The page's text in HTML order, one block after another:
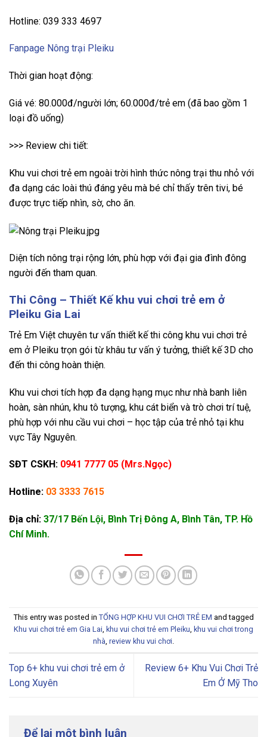
Hotline: 039 333 4697
Fanpage Nông trại Pleiku
Thời gian hoạt động:
Giá vé: 80.000đ/người lớn; 60.000đ/trẻ em (đã bao gồm 1
loại đồ uống)
>>> Review chi tiết:
Khu vui chơi trẻ em ngoài trời hình thức nông trại thu nhỏ với
đa dạng các loài thú đáng yêu mà bé chỉ thấy trên tivi, bé
được trực tiếp nhìn, sờ, cho ăn.
Diện tích nông trại rộng lớn, phù hợp với đại gia đình đông
người đến tham quan.
Thi Công – Thiết Kế khu vui chơi trẻ em ở
Pleiku Gia Lai
Trẻ Em Việt chuyên tư vấn thiết kế thi công khu vui chơi trẻ
em ở Pleiku trọn gói từ khâu tư vấn ý tưởng, thiết kế 3D cho
đến thi công hoàn thiện.
Khu vui chơi tích hợp đa dạng hạng mục như nhà banh liên
hoàn, sàn nhún, khu tô tượng, khu cát biển và trò chơi trí tuệ,
phù hợp với nhu cầu vui chơi – học tập của trẻ nhỏ tại khu
vực Tây Nguyên.
SĐT CSKH: 0941 7777 05 (Mrs.Ngọc)
Hotline: 03 3333 7615
Địa chỉ: 37/17 Bến Lội, Bình Trị Đông A, Bình Tân, TP. Hồ
Chí Minh.
This entry was posted in TỔNG HỢP KHU VUI CHƠI TRẺ EM and tagged
Khu vui chơi trẻ em Gia Lai, khu vui chơi trẻ em Pleiku, khu vui chơi trong
nhà, review khu vui chơi.
Top 6+ khu vui chơi trẻ em ở
Long Xuyên
Review 6+ Khu Vui Chơi Trẻ
Em Ở Mỹ Tho
Để lại một bình luận